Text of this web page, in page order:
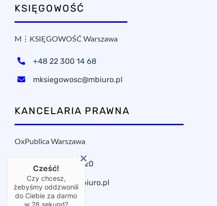
KSIĘGOWOŚĆ
M⋮KSIĘGOWOŚĆ Warszawa
+48 22 300 14 68
mksiegowosc@mbiuro.pl
KANCELARIA PRAWNA
OxPublica Warszawa
+48 22 295 11 20
oxpublica@mbiuro.pl
Cześć!
Czy chcesz,
żebyśmy oddzwonili
do Ciebie za darmo